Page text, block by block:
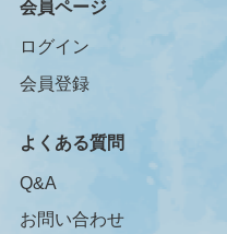
会員ページ
ログイン
会員登録
よくある質問
Q&A
お問い合わせ